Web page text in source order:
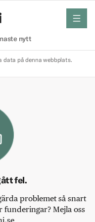
nytt
meny
data på denna webbplats.
fel.
problemet så snart
Mejla oss